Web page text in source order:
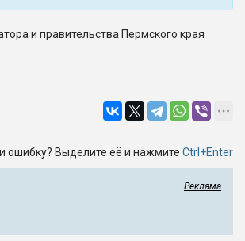
и правительства Пермского края
ошибку? Выделите её и нажмите Ctrl+Enter
Реклама